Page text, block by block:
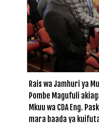
Rais wa Jamhuri ya
Pombe Magufuli
Mkuu wa CDA Eng.
mara baada ya